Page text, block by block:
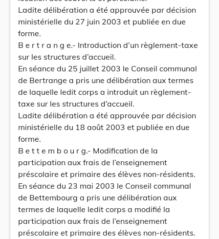
Ladite délibération a été approuvée par décision
ministérielle du 27 juin 2003 et publiée en due
forme.
B e r t r a n g e.- Introduction d’un règlement-taxe
sur les structures d’accueil.
En séance du 25 juillet 2003 le Conseil communal
de Bertrange a pris une délibération aux termes
de laquelle ledit corps a introduit un règlement-
taxe sur les structures d’accueil.
Ladite délibération a été approuvée par décision
ministérielle du 18 août 2003 et publiée en due
forme.
B e t t e m b o u r g.- Modification de la
participation aux frais de l’enseignement
préscolaire et primaire des élèves non-résidents.
En séance du 23 mai 2003 le Conseil communal
de Bettembourg a pris une délibération aux
termes de laquelle ledit corps a modifié la
participation aux frais de l’enseignement
préscolaire et primaire des élèves non-résidents.